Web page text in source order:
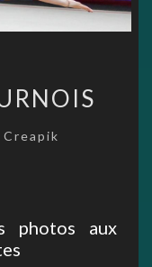
Creapik
photos aux